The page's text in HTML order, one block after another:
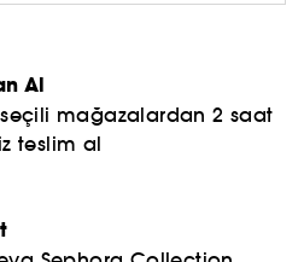
Al
mağazalardan 2 saat
teslim al